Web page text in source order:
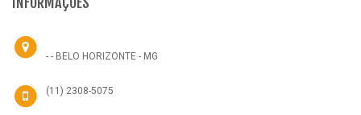
- - BELO HORIZONTE - MG
(11) 2308-5075